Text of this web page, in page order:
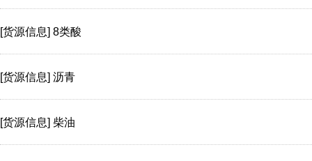
[货源信息] 8类酸
[货源信息] 沥青
[货源信息] 柴油